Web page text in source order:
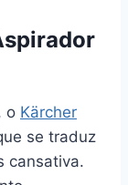
o Kärcher
se traduz
cansativa.